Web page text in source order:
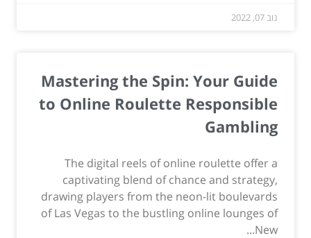
נוב 07, 2022
Mastering the Spin: Your Guide
to Online Roulette Responsible
Gambling
The digital reels of online roulette offer a
captivating blend of chance and strategy,
drawing players from the neon-lit boulevards
of Las Vegas to the bustling online lounges of
New...